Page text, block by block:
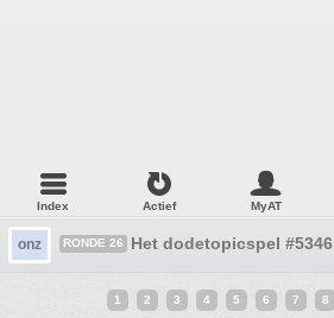
Index Actief MyAT
onz RONDE 26 Het dodetopicspel #5346
1 2 3 4 5 6 7 8